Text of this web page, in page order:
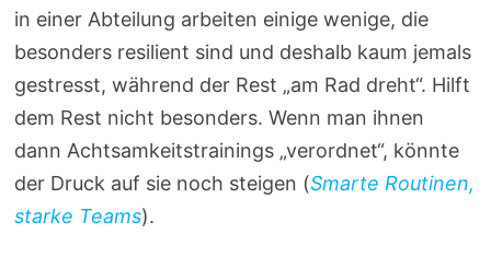
in einer Abteilung arbeiten einige wenige, die
besonders resilient sind und deshalb kaum jemals
gestresst, während der Rest „am Rad dreht“. Hilft
dem Rest nicht besonders. Wenn man ihnen
dann Achtsamkeitstrainings „verordnet“, könnte
der Druck auf sie noch steigen (Smarte Routinen,
starke Teams).